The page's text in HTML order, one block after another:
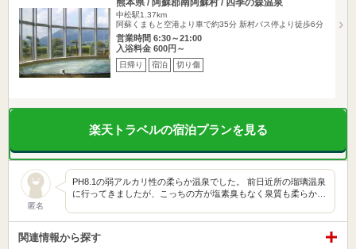
中松駅1.37km
阿蘇くまもと空港より車で約35分 新村バス停より徒歩6分
営業時間 6:30～21:00
入浴料金 600円～
日帰り 宿泊 切り傷
楽天トラベルの宿泊プランを見る
匿名
PH8.1の弱アルカリ性の柔らか温泉でした。 前日近所の瑠璃温泉
に行ってきましたが、こっちの方が塩素臭もなく泉質も柔らか…
関連情報から探す